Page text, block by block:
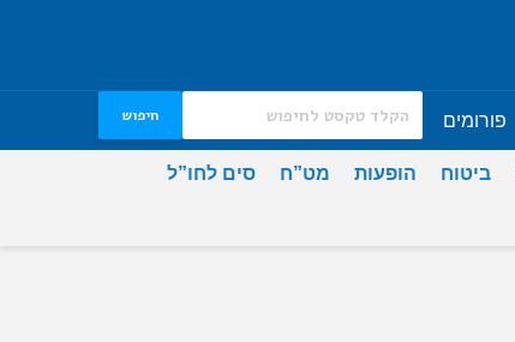
פורומים חיפוש
ביטוח הופעות מט”ח סים לחו”ל